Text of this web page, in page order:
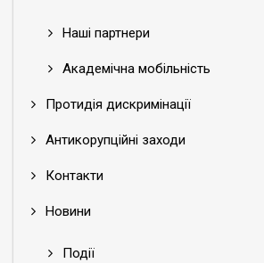
Наші партнери
Академічна мобільність
Протидія дискримінації
Антикорупційні заходи
Контакти
Новини
Події